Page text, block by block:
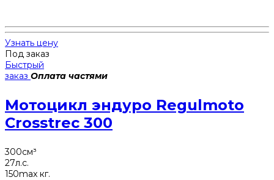
Узнать цену
Под заказ
Быстрый
заказ Оплата частями
Мотоцикл эндуро Regulmoto
Crosstrec 300
300см³
27л.с.
150max кг.